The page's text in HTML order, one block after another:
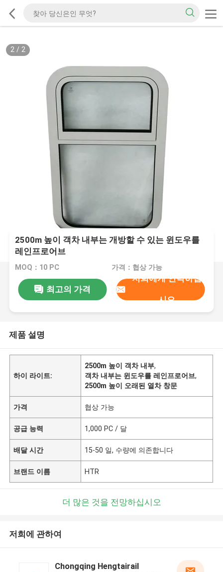
2/ 2
2500m 높이 객차 내부는 개방할 수 있는 윈도우를
레인프로어브
MOQ：10 PC 가격：협상 가능
최고의 가격
저희에게 연락하십
시오
제품 설명
하이 라이트:
2500m 높이 객차 내부,
객차 내부는 윈도우를 레인프로어브,
2500m 높이 오래된 열차 창문
가격 협상 가능
공급 능력 1,000 PC / 달
배달 시간 15-50 일, 수량에 의존합니다
브랜드 이름 HTR
더 많은 것을 전망하십시오
저희에 관하여
Chongqing Hengtairail